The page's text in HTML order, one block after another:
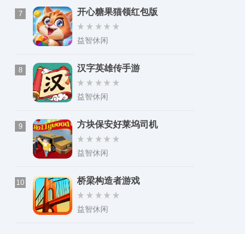
7 开心糖果猫领红包版
益智休闲
8 汉字英雄传手游
益智休闲
9 方块保安好莱坞司机
益智休闲
10 桥梁构造者游戏
益智休闲